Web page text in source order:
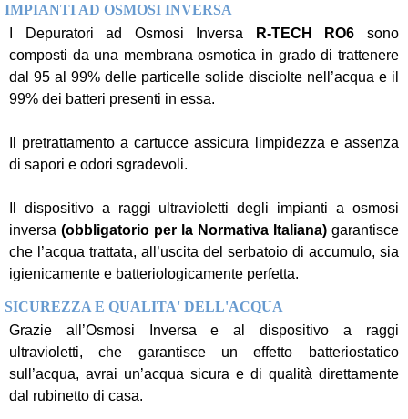
IMPIANTI AD OSMOSI INVERSA
I Depuratori ad Osmosi Inversa
R-TECH RO6 sono
composti da una membrana osmotica in grado di trattenere
dal 95 al 99% delle particelle solide disciolte nell’acqua e il
99% dei batteri presenti in essa.
Il pretrattamento a cartucce assicura limpidezza e assenza
di sapori e odori sgradevoli.
Il dispositivo a raggi ultravioletti degli impianti a osmosi
inversa (obbligatorio per la Normativa Italiana) garantisce
che l’acqua trattata, all’uscita del serbatoio di accumulo, sia
igienicamente e batteriologicamente perfetta.
SICUREZZA E QUALITA' DELL'ACQUA
Grazie all’Osmosi Inversa e al dispositivo a raggi
ultravioletti, che garantisce un effetto batteriostatico
sull’acqua, avrai un’acqua sicura e di qualità direttamente
dal rubinetto di casa.